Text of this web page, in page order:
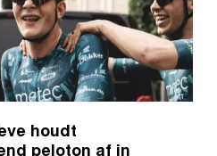
houdt
peloton af in